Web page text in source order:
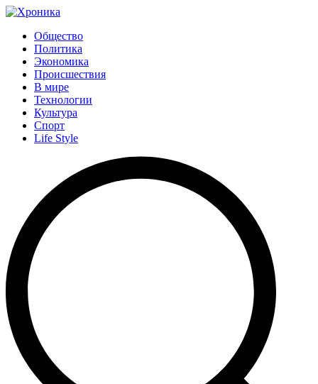
Общество
Политика
Экономика
Происшествия
В мире
Технологии
Культура
Спорт
Life Style